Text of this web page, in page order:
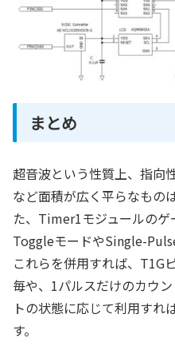
まとめ
超音波という性質上、指向
など面積が広く平らなもの
た、Timer1モジュールの
ToggleモードやSingle-
これらを併用すれば、T1G
毎や、1パルスだけのカウ
トの状態に応じて利用すれ
す。